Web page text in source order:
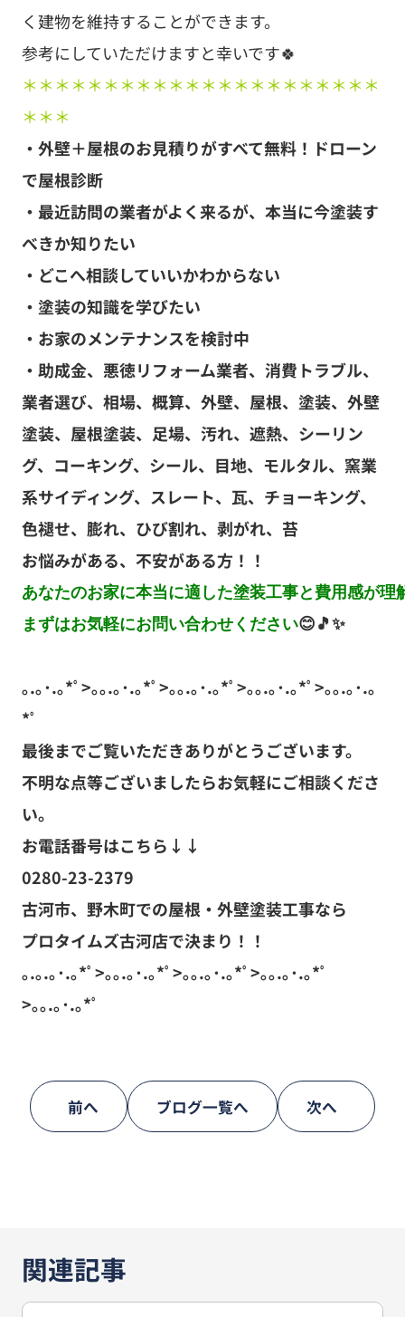
・最近訪問の業者がよく来るが、本当に今塗装す
べきか知りたい
・どこへ相談していいかわからない
・塗装の知識を学びたい
・お家のメンテナンスを検討中
・助成金、悪徳リフォーム業者、消費トラブル、
業者選び、相場、概算、外壁、屋根、塗装、外壁
塗装、屋根塗装、足場、汚れ、遮熱、シーリン
グ、コーキング、シール、目地、モルタル、窯業
系サイディング、スレート、瓦、チョーキング、
色褪せ、膨れ、ひび割れ、剥がれ、苔
お悩みがある、不安がある方！！
あなたのお家に本当に適した塗装工事と費用感が理
まずはお気軽にお問い合わせください 😊🎵✨
｡.｡･.｡*ﾟ>｡｡.｡･.｡*ﾟ>｡｡.｡･.｡*ﾟ>｡｡.｡･.｡*ﾟ>｡｡.｡･.｡
*ﾟ
最後までご覧いただきありがとうございます。
不明な点等ございましたらお気軽にご相談くださ
い。
0280-23-2379
古河市、野木町での屋根・外壁塗装工事なら
プロタイムズ古河店で決まり！！
｡.｡.｡･.｡*ﾟ>｡｡.｡･.｡*ﾟ>｡｡.｡･.｡*ﾟ>｡｡.｡･.｡*ﾟ
>｡｡.｡･.｡*ﾟ
前へ ブログ一覧へ 次へ
関連記事
スタッフブログ